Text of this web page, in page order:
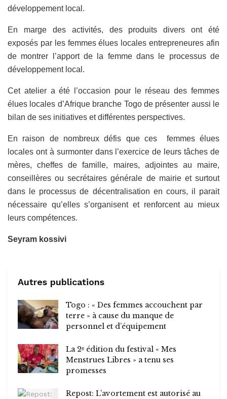
développement local.
En marge des activités, des produits divers ont été
exposés par les femmes élues locales entrepreneures afin
de montrer l’apport de la femme dans le processus de
développement local.
Cet atelier a été l’occasion pour le réseau des femmes
élues locales d’Afrique branche Togo de présenter aussi le
bilan de ses initiatives et différentes perspectives.
En raison de nombreux défis que ces femmes élues
locales ont à surmonter dans l’exercice de leurs tâches de
mères, cheffes de famille, maires, adjointes au maire,
conseillères ou secrétaires générale de mairie et surtout
dans le processus de décentralisation en cours, il parait
nécessaire qu’elles s’organisent et renforcent au mieux
leurs compétences.
Seyram kossivi
Autres publications
Togo : « Des femmes accouchent par
terre » à cause du manque de
personnel et d’équipement
La 2ᵉ édition du festival « Mes
Menstrues Libres » a tenu ses
promesses
Repost: L’avortement est autorisé au